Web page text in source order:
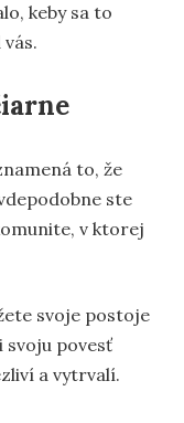
keby sa to
to, že
ste
v ktorej
svoje postoje
svoju povesť
a vytrvalí.